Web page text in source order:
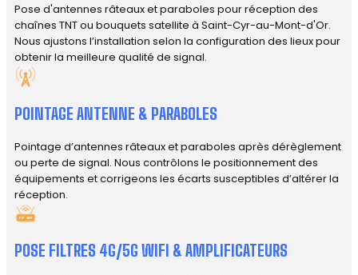
Pose d'antennes râteaux et paraboles pour réception des
chaînes TNT ou bouquets satellite à Saint-Cyr-au-Mont-d'Or.
Nous ajustons l’installation selon la configuration des lieux pour
obtenir la meilleure qualité de signal.
POINTAGE ANTENNE & PARABOLES
Pointage d’antennes râteaux et paraboles après dérèglement
ou perte de signal. Nous contrôlons le positionnement des
équipements et corrigeons les écarts susceptibles d’altérer la
réception.
POSE FILTRES 4G/5G WIFI & AMPLIFICATEURS